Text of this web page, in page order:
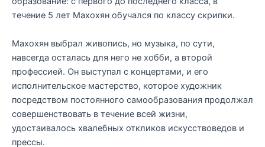
течение 5 лет Махохян обучался по классу скрипки.
Махохян выбрал живопись, но музыка, по сути,
навсегда осталась для него не хобби, а второй
профессией. Он выступал с концертами, и его
исполнительское мастерство, которое художник
посредством постоянного самообразования продолжал
совершенствовать в течение всей жизни,
удостаивалось хвалебных откликов искусствоведов и
прессы.